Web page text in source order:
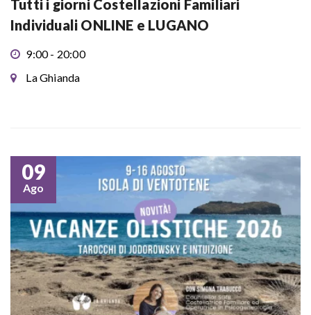
Tutti i giorni Costellazioni Familiari
Individuali ONLINE e LUGANO
9:00 - 20:00
La Ghianda
09
Ago